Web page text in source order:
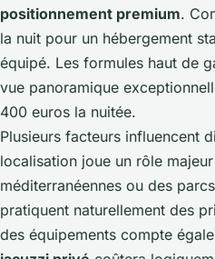
positionnement premium.
la nuit pour un hébergement
équipé. Les formules haut de
vue panoramique
400 euros la nuitée.
Plusieurs facteurs influencent
localisation joue un rôle
méditerranéennes ou des
pratiquent naturellement des
des équipements compte